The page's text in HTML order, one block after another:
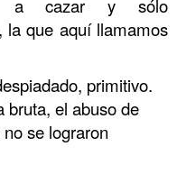
a cazar y sólo
la que aquí llamamos
primitivo.
bruta, el abuso de
se lograron